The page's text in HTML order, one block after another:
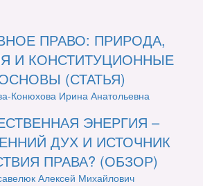
ПРАВО: ПРИРОДА,
И КОНСТИТУЦИОННЫЕ
(СТАТЬЯ)
Конюхова Ирина Анатольевна
ЭНЕРГИЯ –
ДУХ И ИСТОЧНИК
ПРАВА? (ОБЗОР)
Алексей Михайлович